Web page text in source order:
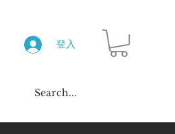
登入